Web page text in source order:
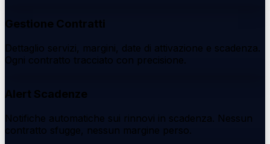
Gestione Contratti
Dettaglio servizi, margini, date di attivazione e scadenza.
Ogni contratto tracciato con precisione.
Alert Scadenze
Notifiche automatiche sui rinnovi in scadenza. Nessun
contratto sfugge, nessun margine perso.